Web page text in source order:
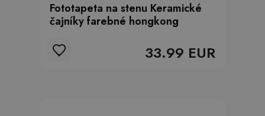
Fototapeta na stenu Keramické
čajníky farebné hongkong
33.99 EUR